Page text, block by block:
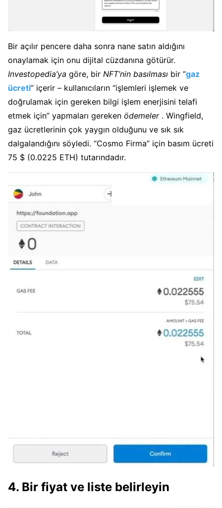
Bir açılır pencere daha sonra nane satın aldığını
onaylamak için onu dijital cüzdanına götürür.
Investopedia’ya göre, bir NFT’nin basılması bir “gaz
ücreti” içerir – kullanıcıların “işlemleri işlemek ve
doğrulamak için gereken bilgi işlem enerjisini telafi
etmek için” yapmaları gereken ödemeler. Wingfield,
gaz ücretlerinin çok yaygın olduğunu ve sık sık
dalgalandığını söyledi. “Cosmo Firma” için basım ücreti
75 $ (0.0225 ETH) tutarındadır.
4. Bir fiyat ve liste belirleyin